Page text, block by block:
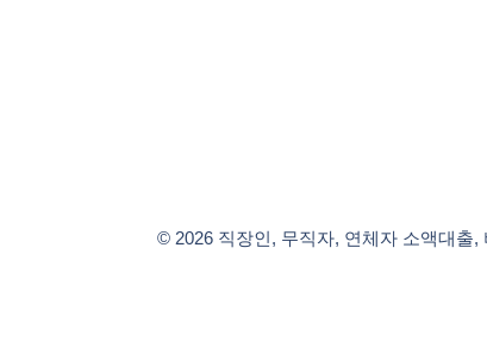
© 2026 직장인, 무직자, 연체자 소액대출